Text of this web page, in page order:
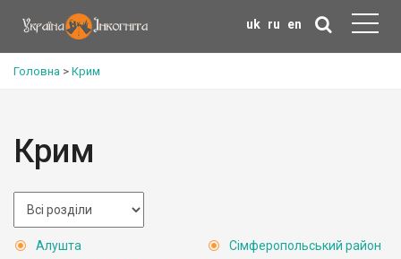
uk ru en
Головна > Крим
Крим
Алушта
Сімферопольський район